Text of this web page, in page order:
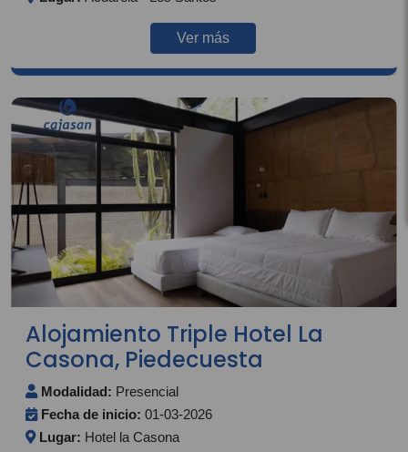
Ver más
Alojamiento Triple Hotel La
Casona, Piedecuesta
Modalidad: Presencial
Fecha de inicio: 01-03-2026
Lugar: Hotel la Casona